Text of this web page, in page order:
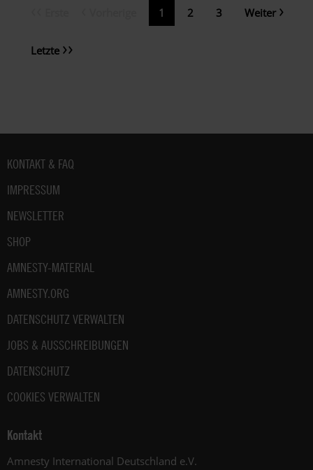
Aktuelle
Seite
1 Page
2 Page
3
Nächste
Weiter
Letzte
Letzte
Fußbereich
KONTAKT & FAQ
IMPRESSUM
NEWSLETTER
SHOP
AMNESTY-MATERIAL
AMNESTY.ORG
DATENSCHUTZ VERWALTEN
JOBS & AUSSCHREIBUNGEN
DATENSCHUTZ
COOKIES VERWALTEN
Kontakt
Amnesty International Deutschland e.V.